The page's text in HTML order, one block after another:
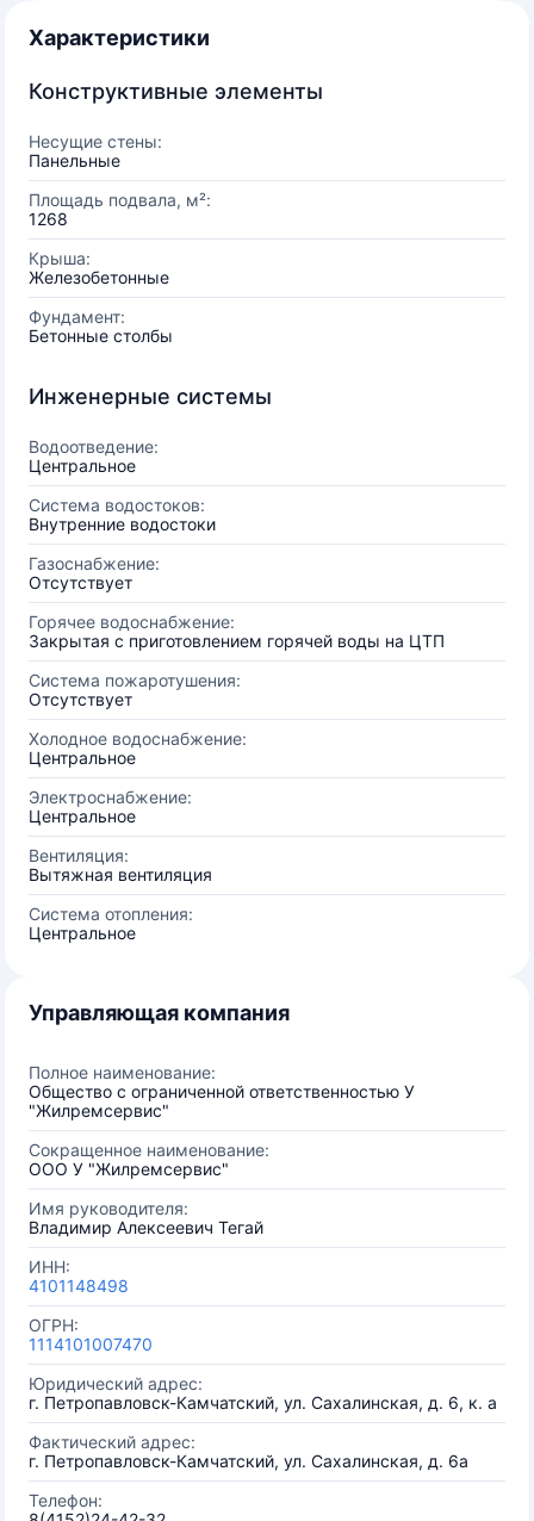
Характеристики
Конструктивные элементы
Несущие стены:
Панельные
Площадь подвала, м²:
1268
Крыша:
Железобетонные
Фундамент:
Бетонные столбы
Инженерные системы
Водоотведение:
Центральное
Система водостоков:
Внутренние водостоки
Газоснабжение:
Отсутствует
Горячее водоснабжение:
Закрытая с приготовлением горячей воды на ЦТП
Система пожаротушения:
Отсутствует
Холодное водоснабжение:
Центральное
Электроснабжение:
Центральное
Вентиляция:
Вытяжная вентиляция
Система отопления:
Центральное
Управляющая компания
Полное наименование:
Общество с ограниченной ответственностью У
"Жилремсервис"
Сокращенное наименование:
ООО У "Жилремсервис"
Имя руководителя:
Владимир Алексеевич Тегай
ИНН:
4101148498
ОГРН:
1114101007470
Юридический адрес:
г. Петропавловск-Камчатский, ул. Сахалинская, д. 6, к. а
Фактический адрес:
г. Петропавловск-Камчатский, ул. Сахалинская, д. 6а
Телефон: